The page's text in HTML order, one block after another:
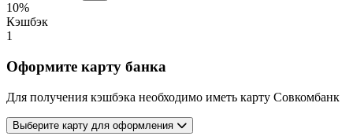
10%
Кэшбэк
1
Оформите карту банка
Для получения кэшбэка необходимо иметь карту Совкомбанк
Выберите карту для оформления